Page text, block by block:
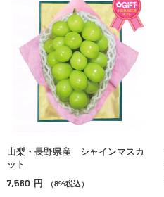
山梨・長野県産 シャインマスカ
ット
7,560 円 （8%税込）